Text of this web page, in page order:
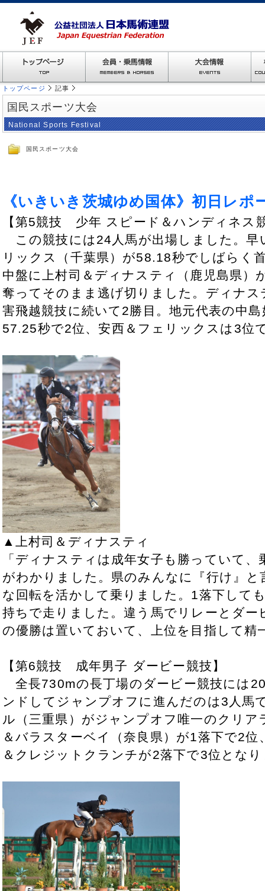
トップページ 記事
国民スポーツ大会
National Sports Festival
国民スポーツ大会
《いきいき茨城ゆめ国体》初日レポ
【第5競技 少年 スピード＆ハンディネス
この競技には24人馬が出場しました。早
リックス（千葉県）が58.18秒でしばらく
中盤に上村司＆ディナスティ（鹿児島県）
奪ってそのまま逃げ切りました。ディナス
害飛越競技に続いて2勝目。地元代表の中
57.25秒で2位、安西＆フェリックスは3位
▲上村司＆ディナスティ
「ディナスティは成年女子も勝っていて
がわかりました。県のみんなに『行け』
な回転を活かして乗りました。1落下して
持ちで走りました。違う馬でリレーとダー
の優勝は置いておいて、上位を目指して精
【第6競技 成年男子 ダービー競技】
全長730mの長丁場のダービー競技には
ンドしてジャンプオフに進んだのは3人馬
ル（三重県）がジャンプオフ唯一のクリア
＆バラスターベイ（奈良県）が1落下で2位
＆クレジットクランチが2落下で3位とな